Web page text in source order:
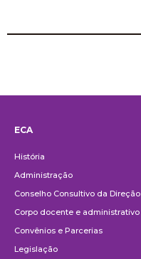
ECA
História
Administração
Conselho Consultivo da Direção
Corpo docente e administrativo
Convênios e Parcerias
Legislação